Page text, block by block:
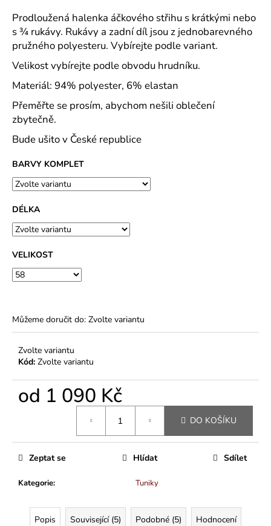
hvězdiček.
Prodloužená halenka áčkového střihu s krátkými nebo
s ¾ rukávy. Rukávy a zadní díl jsou z jednobarevného
pružného polyesteru. Vybírejte podle variant.
Velikost vybírejte podle obvodu hrudníku.
Materiál: 94% polyester, 6% elastan
Přeměřte se prosím, abychom nešili oblečení
zbytečně.
Bude ušito v České republice
BARVY KOMPLET
DÉLKA
VELIKOST
Můžeme doručit do: Zvolte variantu
Zvolte variantu
Kód: Zvolte variantu
od 1 090 Kč
DO KOŠÍKU
Kategorie: Tuniky
Zeptat se Hlídat Sdílet
Popis Související (5) Podobné (5) Hodnocení
j
e
m
e
RESIST
HEAVY
POLO
POLOKOŠILE
PÁNSKÁ
PIQUE,
%
PŘEDSRÁŽENÁ
BAVLNA
-
18
BAREV
500
Kč